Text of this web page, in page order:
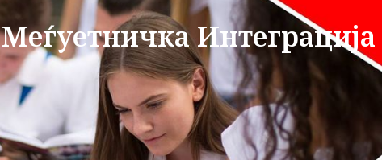
Меѓуетничка Интеграција